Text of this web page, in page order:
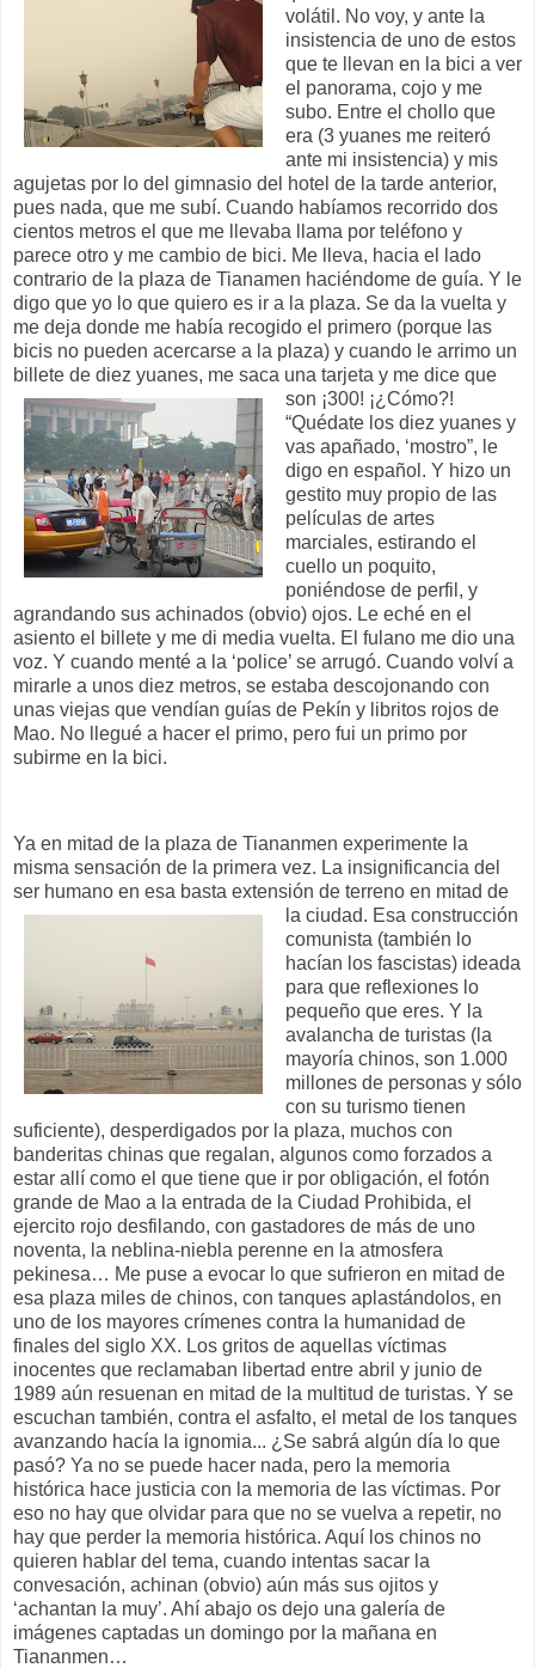
volátil. No voy, y ante la
insistencia de uno de estos
que te llevan en la bici a ver
el panorama, cojo y me
subo. Entre el chollo que
era (3 yuanes me reiteró
ante mi insistencia) y mis
agujetas por lo del gimnasio del hotel de la tarde anterior,
pues nada, que me subí. Cuando habíamos recorrido dos
cientos metros el que me llevaba llama por teléfono y
parece otro y me cambio de bici. Me lleva, hacia el lado
contrario de la plaza de Tianamen haciéndome de guía. Y le
digo que yo lo que quiero es ir a la plaza. Se da la vuelta y
me deja donde me había recogido el primero (porque las
bicis no pueden acercarse a la plaza) y cuando le arrimo un
billete de diez yuanes, me saca una tarjeta y me dice que
son ¡300! ¡¿Cómo?!
“Quédate los diez yuanes y
vas apañado, ‘mostro”, le
digo en español. Y hizo un
gestito muy propio de las
películas de artes
marciales, estirando el
cuello un poquito,
poniéndose de perfil, y
agrandando sus achinados (obvio) ojos. Le eché en el
asiento el billete y me di media vuelta. El fulano me dio una
voz. Y cuando menté a la ‘police’ se arrugó. Cuando volví a
mirarle a unos diez metros, se estaba descojonando con
unas viejas que vendían guías de Pekín y libritos rojos de
Mao. No llegué a hacer el primo, pero fui un primo por
subirme en la bici.
Ya en mitad de la plaza de Tiananmen experimente la
misma sensación de la primera vez. La insignificancia del
ser humano en esa basta extensión de terreno en mitad de
la ciudad. Esa construcción
comunista (también lo
hacían los fascistas) ideada
para que reflexiones lo
pequeño que eres. Y la
avalancha de turistas (la
mayoría chinos, son 1.000
millones de personas y sólo
con su turismo tienen
suficiente), desperdigados por la plaza, muchos con
banderitas chinas que regalan, algunos como forzados a
estar allí como el que tiene que ir por obligación, el fotón
grande de Mao a la entrada de la Ciudad Prohibida, el
ejercito rojo desfilando, con gastadores de más de uno
noventa, la neblina-niebla perenne en la atmosfera
pekinesa… Me puse a evocar lo que sufrieron en mitad de
esa plaza miles de chinos, con tanques aplastándolos, en
uno de los mayores crímenes contra la humanidad de
finales del siglo XX. Los gritos de aquellas víctimas
inocentes que reclamaban libertad entre abril y junio de
1989 aún resuenan en mitad de la multitud de turistas. Y se
escuchan también, contra el asfalto, el metal de los tanques
avanzando hacía la ignomia... ¿Se sabrá algún día lo que
pasó? Ya no se puede hacer nada, pero la memoria
histórica hace justicia con la memoria de las víctimas. Por
eso no hay que olvidar para que no se vuelva a repetir, no
hay que perder la memoria histórica. Aquí los chinos no
quieren hablar del tema, cuando intentas sacar la
convesación, achinan (obvio) aún más sus ojitos y
‘achantan la muy’. Ahí abajo os dejo una galería de
imágenes captadas un domingo por la mañana en
Tiananmen…